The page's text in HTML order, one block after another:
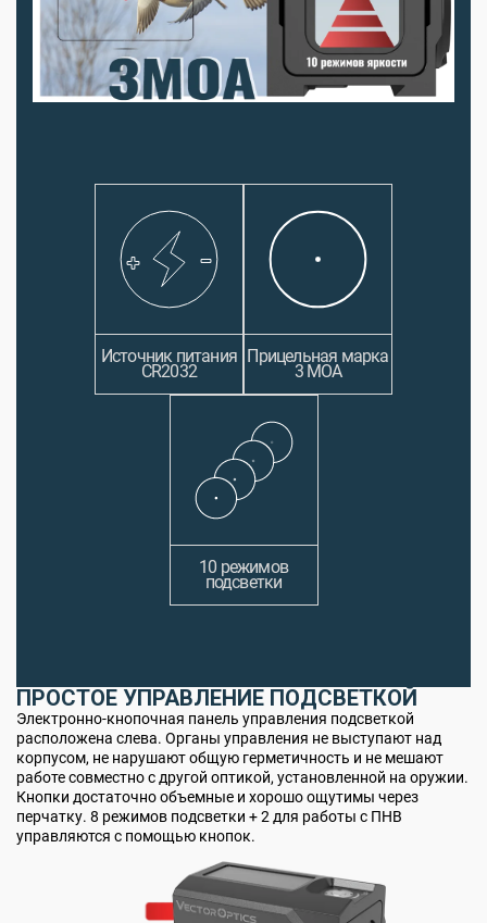
Источник питания
CR2032
Прицельная марка
3 MOA
10 режимов
подсветки
ПРОСТОЕ УПРАВЛЕНИЕ ПОДСВЕТКОЙ
Электронно-кнопочная панель управления подсветкой
расположена слева. Органы управления не выступают над
корпусом, не нарушают общую герметичность и не мешают
работе совместно с другой оптикой, установленной на оружии.
Кнопки достаточно объемные и хорошо ощутимы через
перчатку. 8 режимов подсветки + 2 для работы с ПНВ
управляются с помощью кнопок.